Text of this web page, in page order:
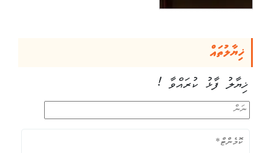
ޚިޔާލުތައް
ޚިޔާލު ފާޅު ކުރައްވާ !